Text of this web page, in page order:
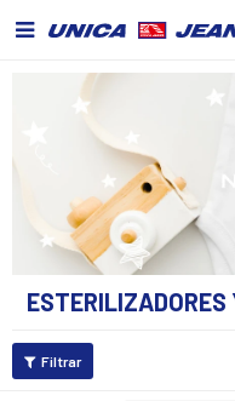

ESTERILIZADORES